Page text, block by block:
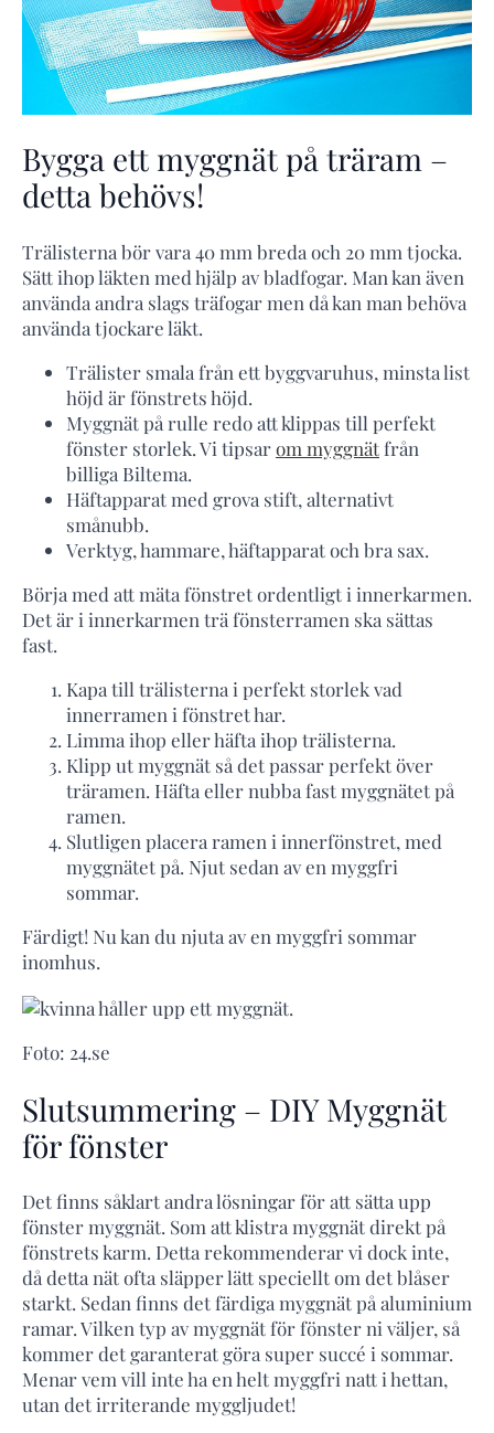
Bygga ett myggnät på träram –
detta behövs!
Trälisterna bör vara 40 mm breda och 20 mm tjocka.
Sätt ihop läkten med hjälp av bladfogar. Man kan även
använda andra slags träfogar men då kan man behöva
använda tjockare läkt.
Trälister smala från ett byggvaruhus, minsta list
höjd är fönstrets höjd.
Myggnät på rulle redo att klippas till perfekt
fönster storlek. Vi tipsarom myggnätfrån
billiga Biltema.
Häftapparat med grova stift, alternativt
smånubb.
Verktyg, hammare, häftapparat och bra sax.
Börja med att mäta fönstret ordentligt i innerkarmen.
Det är i innerkarmen trä fönsterramen ska sättas
fast.
Kapa till trälisterna i perfekt storlek vad
innerramen i fönstret har.
Limma ihop eller häfta ihop trälisterna.
Klipp ut myggnät så det passar perfekt över
träramen. Häfta eller nubba fast myggnätet på
ramen.
Slutligen placera ramen i innerfönstret, med
myggnätet på. Njut sedan av en myggfri
sommar.
Färdigt! Nu kan du njuta av en myggfri sommar
inomhus.
Foto: 24.se
Slutsummering – DIY Myggnät
för fönster
Det finns såklart andra lösningar för att sätta upp
fönster myggnät. Som att klistra myggnät direkt på
fönstrets karm. Detta rekommenderar vi dock inte,
då detta nät ofta släpper lätt speciellt om det blåser
starkt. Sedan finns det färdiga myggnät på aluminium
ramar. Vilken typ av myggnät för fönster ni väljer, så
kommer det garanterat göra super succé i sommar.
Menar vem vill inte ha en helt myggfri natt i hettan,
utan det irriterande myggljudet!